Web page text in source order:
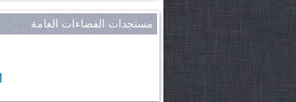
مستجدات الفضاءات العامة